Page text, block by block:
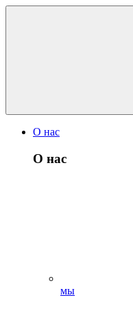
О нас
О нас
мы